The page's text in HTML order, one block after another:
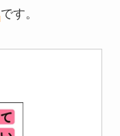
です。